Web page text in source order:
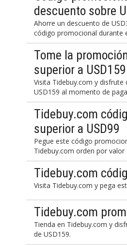
descuento sobre
Ahorre un descuento de
código promocional durante
Tome la
superior a USD159
Visita Tidebuy.com y
USD159 al momento de
Tidebuy.com
superior a USD99
Pegue este código
Tidebuy.com orden por valor
Tidebuy.com
Visita Tidebuy.com y pega
Tidebuy.com
Tienda en Tidebuy.com y
de USD159.